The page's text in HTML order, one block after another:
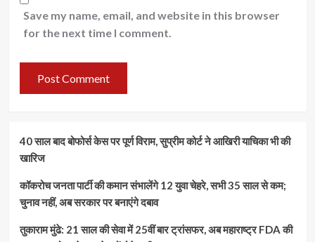
Save my name, email, and website in this browser
for the next time I comment.
40 साल बाद बोफोर्स केस पर पूर्ण विराम, सुप्रीम कोर्ट ने आखिरी याचिका भी की
खारिज
कॉकरोच जनता पार्टी की कमान संभालेंगे 12 युवा चेहरे, सभी 35 साल से कम;
चुनाव नहीं, अब सरकार पर बनाएंगे दबाव
तुकाराम मुंढे: 21 साल की सेवा में 25वीं बार ट्रांसफर, अब महाराष्ट्र FDA की